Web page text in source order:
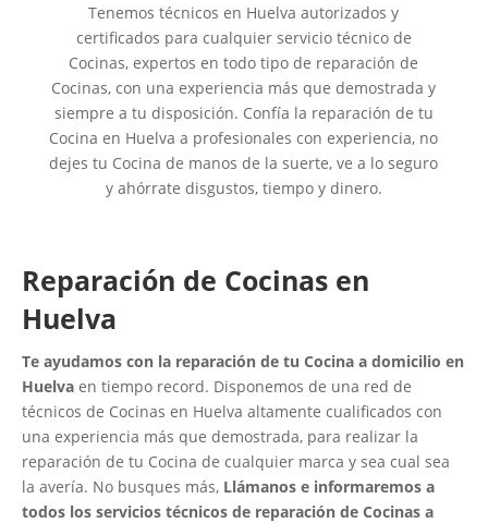
Tenemos técnicos en Huelva autorizados y
certificados para cualquier servicio técnico de
Cocinas, expertos en todo tipo de reparación de
Cocinas, con una experiencia más que demostrada y
siempre a tu disposición. Confía la reparación de tu
Cocina en Huelva a profesionales con experiencia, no
dejes tu Cocina de manos de la suerte, ve a lo seguro
y ahórrate disgustos, tiempo y dinero.
Reparación de Cocinas en
Huelva
Te ayudamos con la reparación de tu Cocina a domicilio en
Huelva en tiempo record. Disponemos de una red de
técnicos de Cocinas en Huelva altamente cualificados con
una experiencia más que demostrada, para realizar la
reparación de tu Cocina de cualquier marca y sea cual sea
la avería. No busques más, Llámanos e informaremos a
todos los servicios técnicos de reparación de Cocinas a